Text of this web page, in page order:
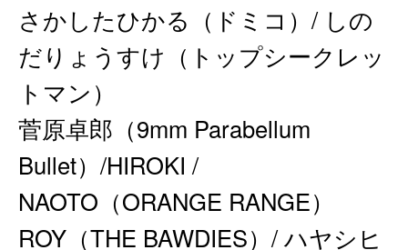
さかしたひかる（ドミコ）/ しの
だりょうすけ（トップシークレッ
トマン）
菅原卓郎（9mm Parabellum
Bullet）/HIROKI /
NAOTO（ORANGE RANGE）
ROY（THE BAWDIES）/ ハヤシヒ